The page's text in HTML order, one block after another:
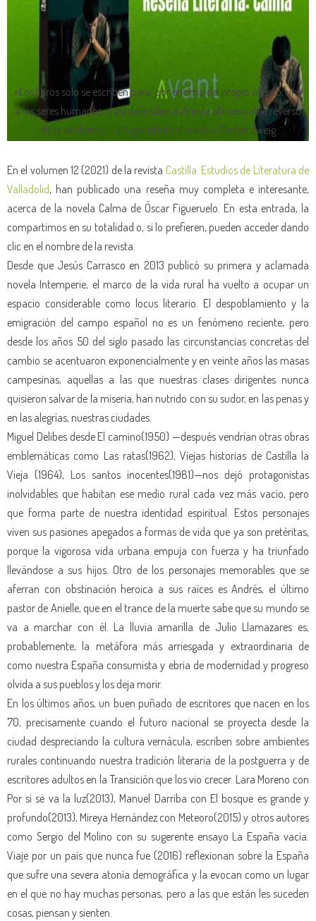
«Los libros solo se escriben para, por encima del propio aliento, unir
a los seres humanos, y así defendernos frente al inexorable reverso
de la existencia : la fugacidad y el olvido.» Stefan Zweig
En el volumen 12 (2021) de la revista Castilla. Estudios de Literatura de
Valladolid, han publicado una reseña muy completa e interesante,
acerca de la novela Calma de Óscar Figueruelo. En esta entrada, la
compartimos en su totalidad o, si lo prefieren, pueden acceder dando
clic en el nombre de la revista.
Desde que Jesús Carrasco en 2013 publicó su primera y aclamada
novela Intemperie, el marco de la vida rural ha vuelto a ocupar un
espacio considerable como locus literario. El despoblamiento y la
emigración del campo español no es un fenómeno reciente, pero
desde los años 50 del siglo pasado las circunstancias concretas del
cambio se acentuaron exponencialmente y en veinte años las masas
campesinas, aquellas a las que nuestras clases dirigentes nunca
quisieron salvar de la miseria, han nutrido con su sudor, en las penas y
en las alegrías, nuestras ciudades.
Miguel Delibes desde El camino(1950) —después vendrían otras obras
emblemáticas como Las ratas(1962), Viejas historias de Castilla la
Vieja (1964), Los santos inocentes(1981)—nos dejó protagonistas
inolvidables que habitan ese medio rural cada vez más vacío, pero
que forma parte de nuestra identidad espiritual. Estos personajes
viven sus pasiones apegados a formas de vida que ya son pretéritas,
porque la vigorosa vida urbana empuja con fuerza y ha triunfado
llevándose a sus hijos. Otro de los personajes memorables que se
aferran con obstinación heroica a sus raíces es Andrés, el último
pastor de Anielle, que en el trance de la muerte sabe que su mundo se
va a marchar con él. La lluvia amarilla de Julio Llamazares es,
probablemente, la metáfora más arriesgada y extraordinaria de
como nuestra España consumista y ebria de modernidad y progreso
olvida a sus pueblos y los deja morir.
En los últimos años, un buen puñado de escritores que nacen en los
70, precisamente cuando el futuro nacional se proyecta desde la
ciudad despreciando la cultura vernácula, escriben sobre ambientes
rurales continuando nuestra tradición literaria de la postguerra y de
escritores adultos en la Transición que los vio crecer. Lara Moreno con
Por si se va la luz(2013), Manuel Darriba con El bosque es grande y
profundo(2013), Mireya Hernández con Meteoro(2015) y otros autores
como Sergio del Molino con su sugerente ensayo La España vacía.
Viaje por un país que nunca fue (2016) reflexionan sobre la España
que sufre una severa atonía demográfica y la evocan como un lugar
en el que no hay muchas personas, pero a las que están les suceden
cosas, piensan y sienten.